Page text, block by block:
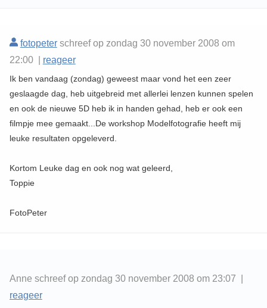
fotopeterschreef op zondag 30 november 2008 om
22:00 | reageer
Ik ben vandaag (zondag) geweest maar vond het een zeer
geslaagde dag, heb uitgebreid met allerlei lenzen kunnen spelen
en ook de nieuwe 5D heb ik in handen gehad, heb er ook een
filmpje mee gemaakt...De workshop Modelfotografie heeft mij
leuke resultaten opgeleverd.
Kortom Leuke dag en ook nog wat geleerd,
Toppie
FotoPeter
Anne schreef op zondag 30 november 2008 om 23:07 |
reageer